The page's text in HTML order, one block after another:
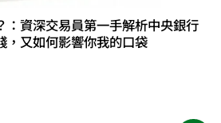
：資深交易員第一手解析中央銀行
，又如何影響你我的口袋